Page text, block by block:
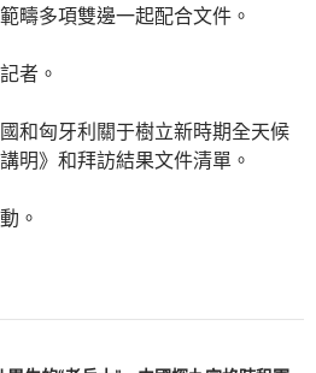
疇多項雙邊一起配合文件。
者。
和匈牙利關于樹立新時期全天候
明》和拜訪結果文件清單。
。